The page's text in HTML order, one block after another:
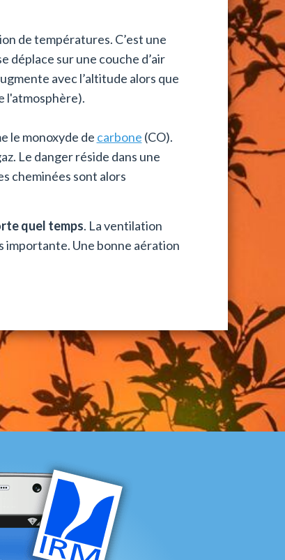
de températures. C’est une
déplace sur une couche d’air
avec l’altitude alors que
l'atmosphère).
le monoxyde de carbone (CO).
Le danger réside dans une
cheminées sont alors
quel temps. La ventilation
importante. Une bonne aération